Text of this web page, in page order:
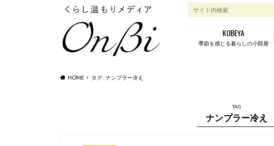
季節を感じる暮らしの小部屋
KOBEYA
HOME タグ : ナンプラー冷え
TAG
ナンプラー冷え